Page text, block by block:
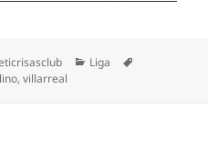
Categorías
Liga
,villarreal